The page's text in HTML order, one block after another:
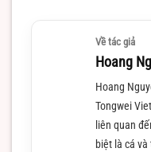
Về tác giả
Hoang
Hoang
Tongwei
liên quan
biệt là cá